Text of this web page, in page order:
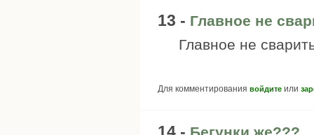
13 - Главное не
Главное не
Для комментирования войдите или
14 - Бегунки же???